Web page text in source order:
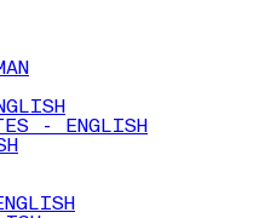
- ENGLISH